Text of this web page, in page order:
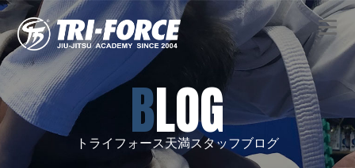
BLOG
トライフォース天満スタッフブログ